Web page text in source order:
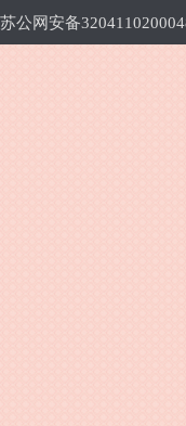
苏公网安备